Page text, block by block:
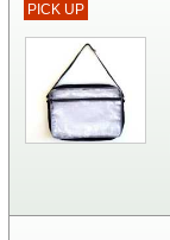
PICK UP